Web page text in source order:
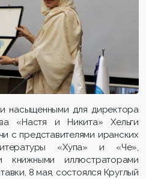
насыщенными для директора
«Настя и Никита» Хельги
с представителями иранских
«Хупа» и «Че»,
книжными иллюстраторами
8 мая, состоялся Круглый